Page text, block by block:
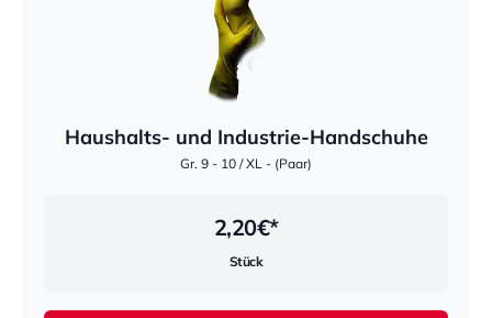
Haushalts- und Industrie-Handschuhe
Gr. 9 - 10 / XL - (Paar)
2,20€*
Stück